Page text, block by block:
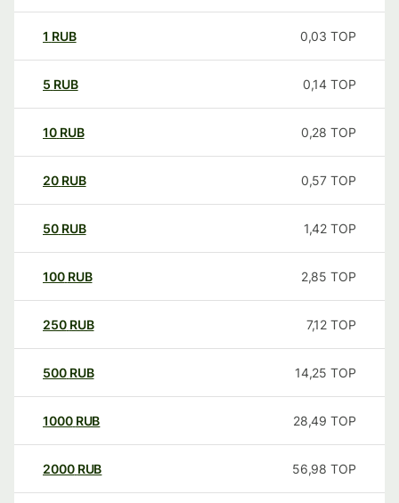
1 RUB 0,03 TOP
5 RUB 0,14 TOP
10 RUB 0,28 TOP
20 RUB 0,57 TOP
50 RUB 1,42 TOP
100 RUB 2,85 TOP
250 RUB 7,12 TOP
500 RUB 14,25 TOP
1000 RUB 28,49 TOP
2000 RUB 56,98 TOP